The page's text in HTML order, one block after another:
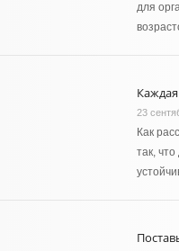
для
23
Как
так,